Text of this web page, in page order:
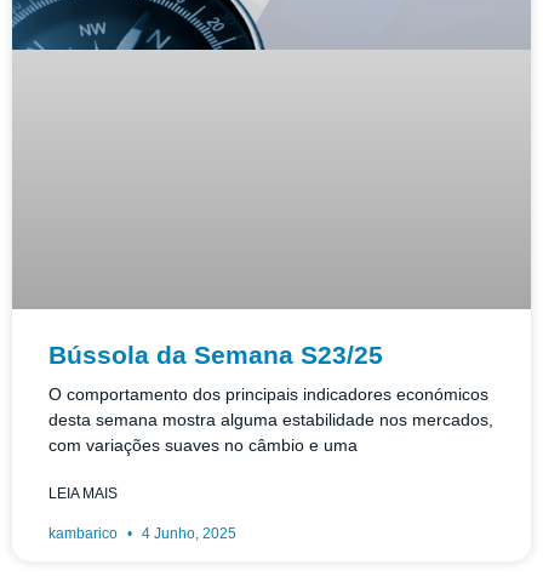
Bússola da Semana S23/25
O comportamento dos principais indicadores económicos
desta semana mostra alguma estabilidade nos mercados,
com variações suaves no câmbio e uma
LEIA MAIS
kambarico 4 Junho, 2025